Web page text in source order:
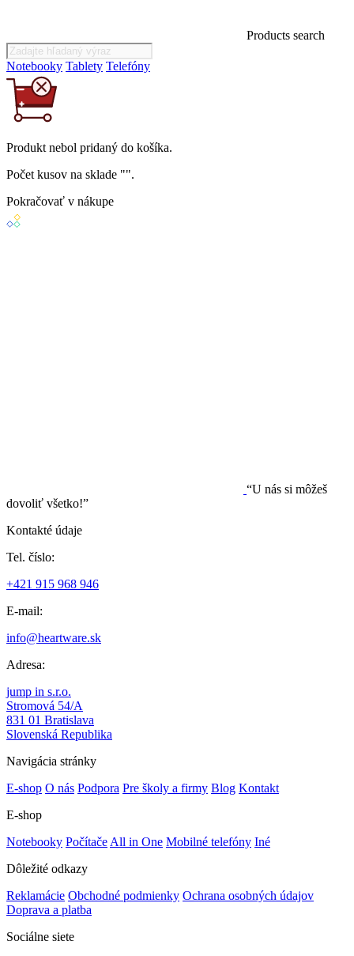
Products search
Notebooky Tablety Telefóny
Produkt nebol pridaný do košíka.
Počet kusov na sklade "".
Pokračovať v nákupe
“U nás si môžeš
dovoliť všetko!”
Kontakté údaje
Tel. číslo:
+421 915 968 946
E-mail:
info@heartware.sk
Adresa:
jump in s.r.o.
Stromová 54/A
831 01 Bratislava
Slovenská Republika
Navigácia stránky
E-shop O nás Podpora Pre školy a firmy Blog Kontakt
E-shop
Notebooky Počítače All in One Mobilné telefóny Iné
Dôležité odkazy
Reklamácie Obchodné podmienky Ochrana osobných údajov
Doprava a platba
Sociálne siete